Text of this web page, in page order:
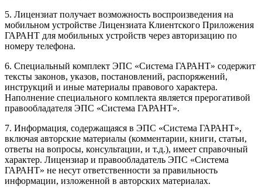
5. Лицензиат получает возможность воспроизведения на
мобильном устройстве Лицензиата Клиентского Приложения
ГАРАНТ для мобильных устройств через авторизацию по
номеру телефона.
6. Специальный комплект ЭПС «Система ГАРАНТ» содержит
тексты законов, указов, постановлений, распоряжений,
инструкций и иные материалы правового характера.
Наполнение специального комплекта является прерогативой
правообладателя ЭПС «Система ГАРАНТ».
7. Информация, содержащаяся в ЭПС «Система ГАРАНТ»,
включая авторские материалы (комментарии, книги, статьи,
ответы на вопросы, консультации, и т.д.), имеет справочный
характер. Лицензиар и правообладатель ЭПС «Система
ГАРАНТ» не несут ответственности за правильность
информации, изложенной в авторских материалах.